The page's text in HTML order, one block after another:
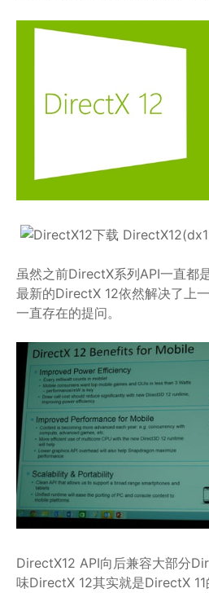
虽然之前DirectX系列API一直都
最新的DirectX 12依然解决了上
一直存在的提问。
DirectX12 API向后兼容大部分
味DirectX 12其实就是DirectX 11